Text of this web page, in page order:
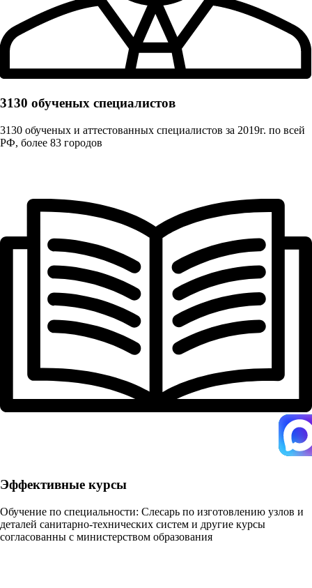
3130 обученых cпециалистов
3130 обученых и аттестованных специалистов за 2019г. по всей
РФ, более 83 городов
Эффективные курсы
Обучение по специальности: Слесарь по изготовлению узлов и
деталей санитарно-технических систем и другие курсы
согласованны с министерством образования